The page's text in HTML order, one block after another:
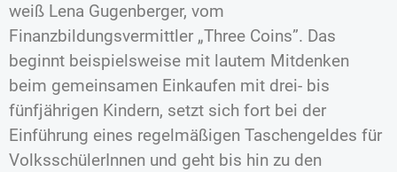
weiß Lena Gugenberger, vom
Finanzbildungsvermittler „Three Coins”. Das
beginnt beispielsweise mit lautem Mitdenken
beim gemeinsamen Einkaufen mit drei- bis
fünfjährigen Kindern, setzt sich fort bei der
Einführung eines regelmäßigen Taschengeldes für
VolksschülerInnen und geht bis hin zu den